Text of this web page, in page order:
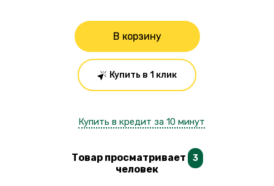
В корзину
Купить в 1 клик
Купить в кредит за 10 минут
Товар просматривает 3
человек